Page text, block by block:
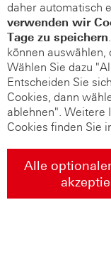
daher automatisch
verwenden wir
Tage zu speichern
können auswählen,
Wählen Sie dazu
Entscheiden Sie
Cookies, dann
ablehnen". Weitere
Cookies finden Sie
Alle